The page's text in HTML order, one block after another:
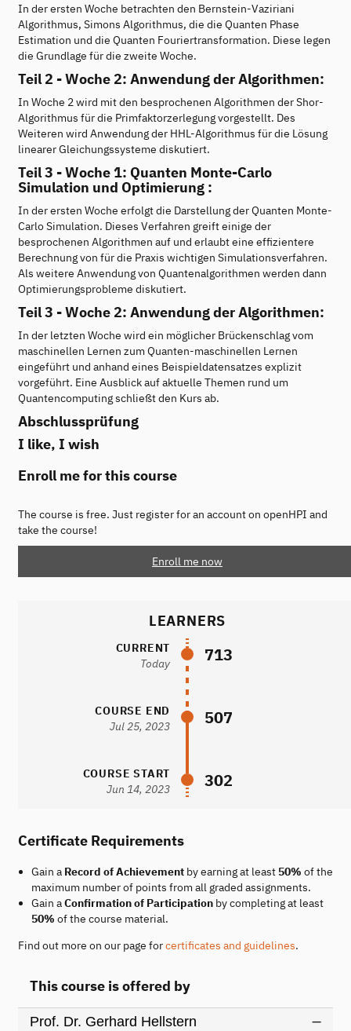
In der ersten Woche betrachten den Bernstein-Vaziriani
Algorithmus, Simons Algorithmus, die die Quanten Phase
Estimation und die Quanten Fouriertransformation. Diese legen
die Grundlage für die zweite Woche.
Teil 2 - Woche 2: Anwendung der Algorithmen:
In Woche 2 wird mit den besprochenen Algorithmen der Shor-
Algorithmus für die Primfaktorzerlegung vorgestellt. Des
Weiteren wird Anwendung der HHL-Algorithmus für die Lösung
linearer Gleichungssysteme diskutiert.
Teil 3 - Woche 1: Quanten Monte-Carlo
Simulation und Optimierung :
In der ersten Woche erfolgt die Darstellung der Quanten Monte-
Carlo Simulation. Dieses Verfahren greift einige der
besprochenen Algorithmen auf und erlaubt eine effizientere
Berechnung von für die Praxis wichtigen Simulationsverfahren.
Als weitere Anwendung von Quantenalgorithmen werden dann
Optimierungsprobleme diskutiert.
Teil 3 - Woche 2: Anwendung der Algorithmen:
In der letzten Woche wird ein möglicher Brückenschlag vom
maschinellen Lernen zum Quanten-maschinellen Lernen
eingeführt und anhand eines Beispieldatensatzes explizit
vorgeführt. Eine Ausblick auf aktuelle Themen rund um
Quantencomputing schließt den Kurs ab.
Abschlussprüfung
I like, I wish
Enroll me for this course
The course is free. Just register for an account on openHPI and
take the course!
Enroll me now
LEARNERS
CURRENT
Today
713
COURSE END
Jul 25, 2023
507
COURSE START
Jun 14, 2023
302
Certificate Requirements
Gain a Record of Achievementby earning at least 50% of the
maximum number of points from all graded assignments.
Gain aConfirmation of Participationby completing at least
50% of the course material.
Find out more on our page forcertificates and guidelines.
This course is offered by
Prof. Dr. Gerhard Hellstern